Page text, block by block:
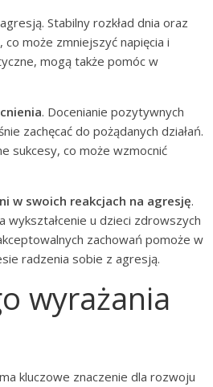
Stabilny rozkład dnia oraz
może zmniejszyć napięcia i
mogą także pomóc w
. Docenianie pozytywnych
zachęcać do pożądanych działań.
sukcesy, co może wzmocnić
w swoich reakcjach na agresję.
wykształcenie u dzieci zdrowszych
zachowań pomoże w
radzenia sobie z agresją.
wyrażania
kluczowe znaczenie dla rozwoju